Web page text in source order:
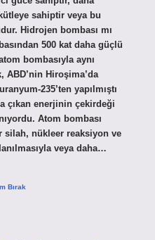
sahiptir veya bu
Hidrojen bombası mı
500 kat daha güçlü
bombasıyla aynı
ABD’nin Hiroşima’da
235’ten yapılmıştı
çıkan enerjinin çekirdeği
Atom bombası
nükleer reaksiyon ve
veya daha…
Bırak